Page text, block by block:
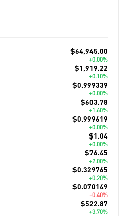
$64,945.00
+0.00%
$1,919.22
+0.10%
$0.999339
+0.00%
$603.78
+1.60%
$0.999619
+0.00%
$1.04
+0.00%
$76.45
+2.00%
$0.329765
+0.20%
$0.070149
-0.40%
$522.87
+3.70%